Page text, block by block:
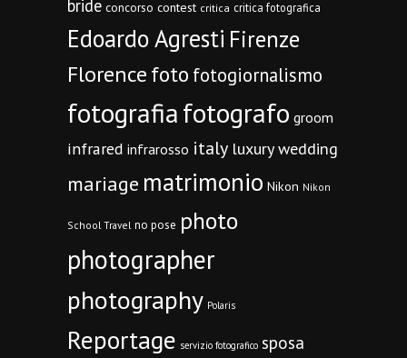
bride concorso contest critica critica fotografica
Edoardo Agresti Firenze
Florencefoto fotogiornalismo
fotografiafotografo groom
infrared infrarosso italy luxury wedding
mariage matrimonio Nikon Nikon
School Travel no pose photo
photographer
photography Polaris
Reportage servizio fotografico sposa